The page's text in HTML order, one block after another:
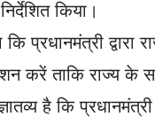
किया।
प्रधानमंत्री द्वारा
करें ताकि राज्य के
है कि